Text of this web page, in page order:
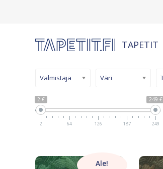
TAPETIT
2 € 249 €
2 64 126 187 249
Valmistaja Väri
Ale!